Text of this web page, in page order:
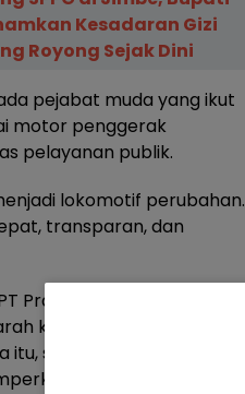
Kesadaran Gizi
Royong Sejak Dini
pejabat muda yang ikut
motor penggerak
pelayanan publik.
lokomotif perubahan.
transparan, dan
Pratama merupakan
kebijakan dan
seluruh pejabat diminta
kolaborasi lintas